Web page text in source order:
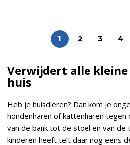
1 2 3 4
Verwijdert alle
huis
Heb je huisdieren? Dan kom je
hondenharen of kattenharen tegen
van de bank tot de stoel en van
kinderen heeft telt daar nog eens